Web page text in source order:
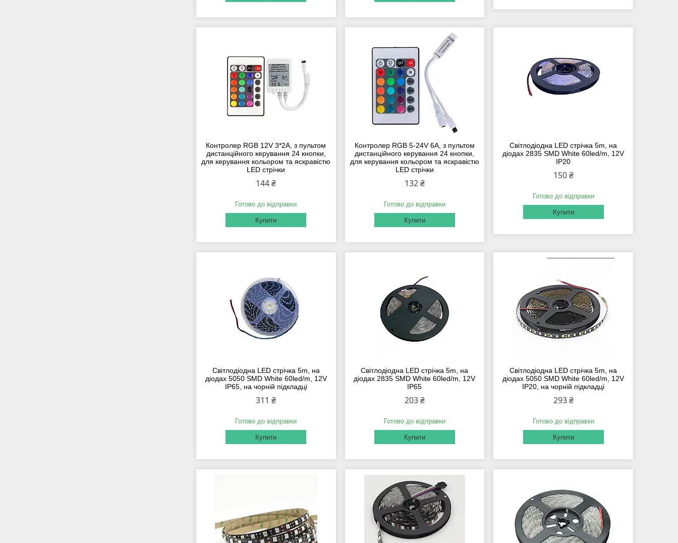
Контролер RGB 12V 3*2A, з пультом
дистанційного керування 24 кнопки,
для керування кольором та яскравістю
LED стрічки
144 ₴
Готово до відправки
Купити
Контролер RGB 5-24V 6A, з пультом
дистанційного керування 24 кнопки,
для керування кольором та яскравістю
LED стрічки
132 ₴
Готово до відправки
Купити
Світлодіодна LED стрічка 5m, на
діодах 2835 SMD White 60led/m, 12V
IP20
150 ₴
Готово до відправки
Купити
Світлодіодна LED стрічка 5m, на
діодах 5050 SMD White 60led/m, 12V
IP65, на чорній підкладці
311 ₴
Готово до відправки
Купити
Світлодіодна LED стрічка 5m, на
діодах 2835 SMD White 60led/m, 12V
IP65
203 ₴
Готово до відправки
Купити
Світлодіодна LED стрічка 5m, на
діодах 5050 SMD White 60led/m, 12V
IP20, на чорній підкладці
293 ₴
Готово до відправки
Купити